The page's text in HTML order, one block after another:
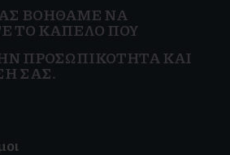
ΒΟΗΘΆΜΕ ΝΑ
ΤΟ ΚΑΠΈΛΟ ΠΟΥ
ΠΡΟΣΩΠΙΚΌΤΗΤΑ ΚΑΙ
ΣΑΣ.